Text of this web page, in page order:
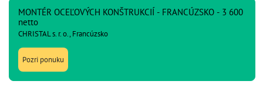
MONTÉR OCEĽOVÝCH KONŠTRUKCIÍ - FRANCÚZSKO - 3 600
netto
CHRISTAL s. r. o., Francúzsko
Pozri ponuku